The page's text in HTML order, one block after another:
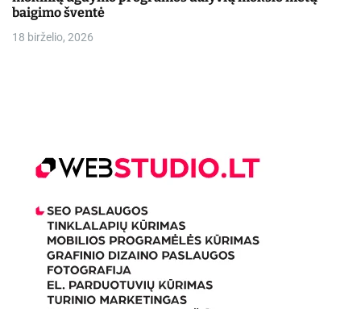
baigimo šventė
18 birželio, 2026